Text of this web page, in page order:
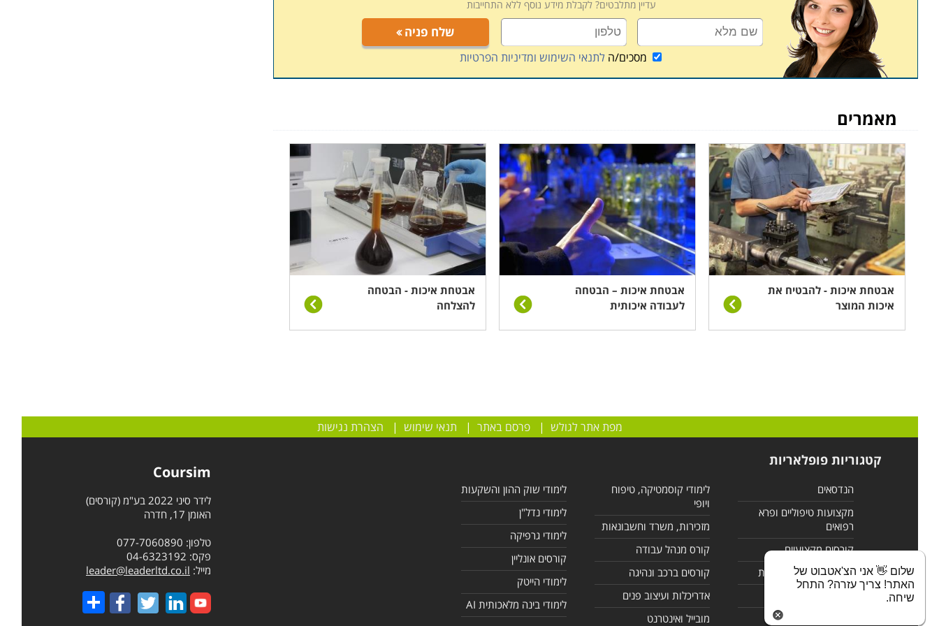
עדיין מתלבטים? לקבלת מידע נוסף ללא התחייבות
שלח פניה
מסכים/הלתנאי השימוש ומדיניות הפרטיות
מאמרים
אבטחת איכות - להבטיח את
איכות המוצר
אבטחת איכות – הבטחה
לעבודה איכותית
אבטחת איכות - הבטחה
להצלחה
מפת אתר לגולש |פרסם באתר | תנאי שימוש | הצהרת נגישות
קטגוריות פופלאריות
הנדסאים
מקצועות טיפוליים ופרא
רפואים
קורסים מקצועיים
לימודי מחשבים ורשתות
לימודי קוסמטיקה, טיפוח
ויופי
מזכירות, משרד וחשבונאות
קורס מנהל עבודה
קורסים ברכב ונהיגה
אדריכלות ועיצוב פנים
מובייל ואינטרנט
לימודי שוק ההון והשקעות
לימודי נדל"ן
לימודי גרפיקה
קורסים אונליין
לימודי הייטק
לימודי בינה מלאכותית AI
Coursim
לידר סיני 2022 בע"מ (קורסים)
האומן 17, חדרה
טלפון: 077-7060890
פקס: 04-6323192
מייל: leader@leaderltd.co.il
Share
שלום 👋 אני הצ'אטבוט של
האתר! צריך עזרה? התחל
שיחה.